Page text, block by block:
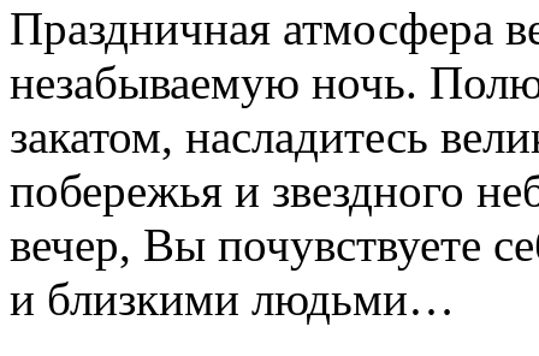
Праздничная атмосфера
незабываемую ночь.
закатом, насладитесь
побережья и звездного
вечер, Вы почувствуете
и близкими людьми…